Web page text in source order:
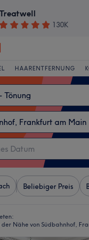
130K
HAARENTFERNUNG
Beliebiger Preis
Nähe von Südbahnhof,